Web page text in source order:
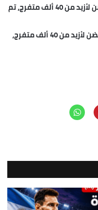
استاد مؤسسة قطر الذي يحتضن لأزيد من 40 ألف متفرج، تم
وأخيرا استاد أبو عبود الذي يحتضن لأزيد من 40 ألف متفرج،